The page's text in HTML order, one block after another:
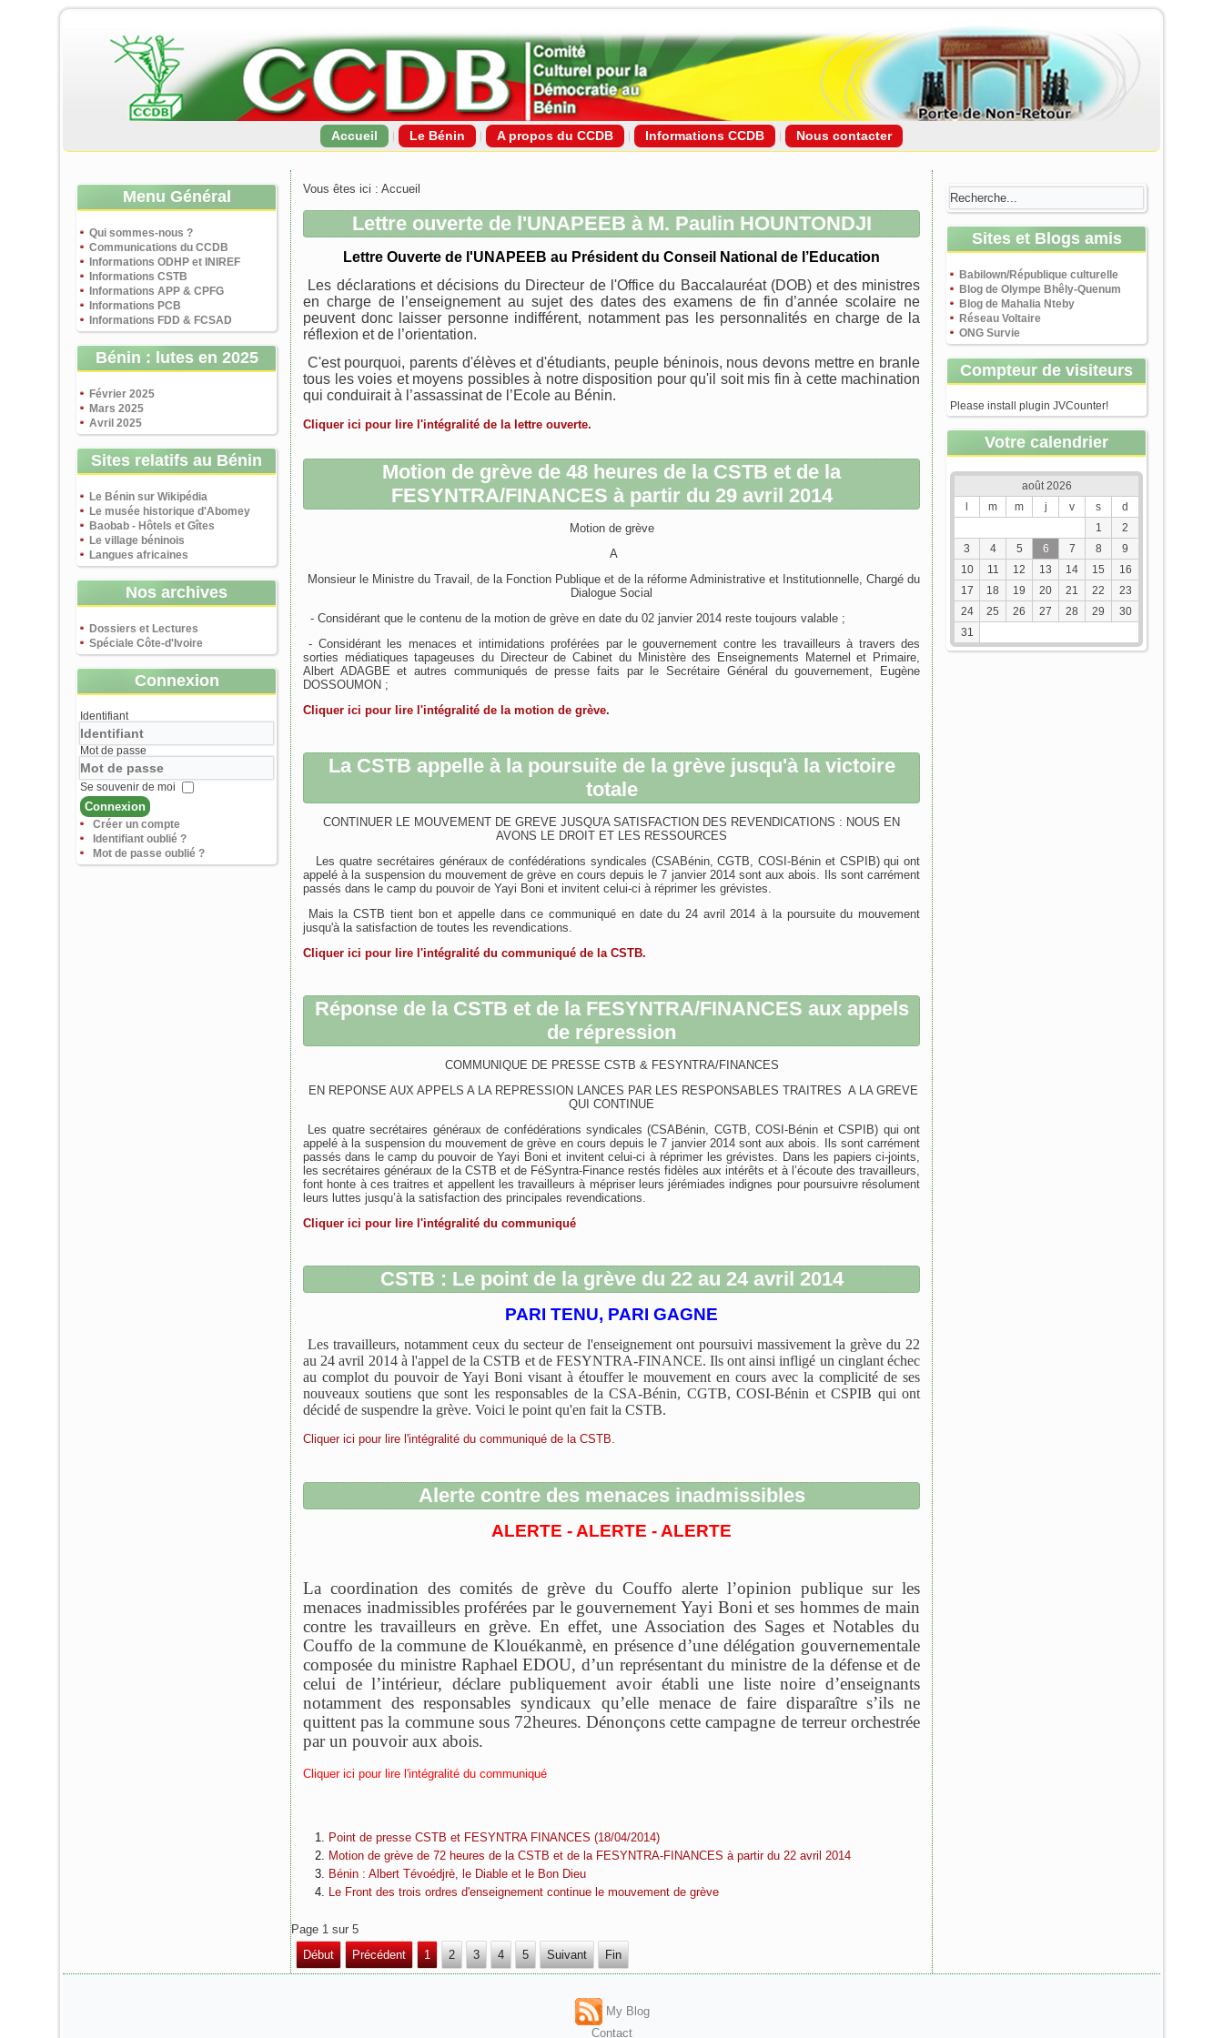
Accueil Le Bénin A propos du CCDB Informations CCDB Nous contacter
Menu Général
Qui sommes-nous ?
Communications du CCDB
Informations ODHP et INIREF
Informations CSTB
Informations APP & CPFG
Informations PCB
Informations FDD & FCSAD
Bénin : lutes en 2025
Février 2025
Mars 2025
Avril 2025
Sites relatifs au Bénin
Le Bénin sur Wikipédia
Le musée historique d'Abomey
Baobab - Hôtels et Gîtes
Le village béninois
Langues africaines
Nos archives
Dossiers et Lectures
Spéciale Côte-d'Ivoire
Connexion
Identifiant
Mot de passe
Se souvenir de moi
Connexion
Créer un compte
Identifiant oublié ?
Mot de passe oublié ?
Vous êtes ici : Accueil
Lettre ouverte de l'UNAPEEB à M. Paulin HOUNTONDJI
Lettre Ouverte de l'UNAPEEB au Président du Conseil National de l’Education
Les déclarations et décisions du Directeur de l'Office du Baccalauréat (DOB) et des ministres
en charge de l’enseignement au sujet des dates des examens de fin d’année scolaire ne
peuvent donc laisser personne indifférent, notamment pas les personnalités en charge de la
réflexion et de l’orientation.
C'est pourquoi, parents d'élèves et d'étudiants, peuple béninois, nous devons mettre en branle
tous les voies et moyens possibles à notre disposition pour qu'il soit mis fin à cette machination
qui conduirait à l’assassinat de l’Ecole au Bénin.
Cliquer ici pour lire l'intégralité de la lettre ouverte.
Motion de grève de 48 heures de la CSTB et de la
FESYNTRA/FINANCES à partir du 29 avril 2014
Motion de grève
A
Monsieur le Ministre du Travail, de la Fonction Publique et de la réforme Administrative et Institutionnelle, Chargé du
Dialogue Social
- Considérant que le contenu de la motion de grève en date du 02 janvier 2014 reste toujours valable ;
- Considérant les menaces et intimidations proférées par le gouvernement contre les travailleurs à travers des
sorties médiatiques tapageuses du Directeur de Cabinet du Ministère des Enseignements Maternel et Primaire,
Albert ADAGBE et autres communiqués de presse faits par le Secrétaire Général du gouvernement, Eugène
DOSSOUMON ;
Cliquer ici pour lire l'intégralité de la motion de grève.
La CSTB appelle à la poursuite de la grève jusqu'à la victoire
totale
CONTINUER LE MOUVEMENT DE GREVE JUSQU'A SATISFACTION DES REVENDICATIONS : NOUS EN
AVONS LE DROIT ET LES RESSOURCES
Les quatre secrétaires généraux de confédérations syndicales (CSABénin, CGTB, COSI-Bénin et CSPIB) qui ont
appelé à la suspension du mouvement de grève en cours depuis le 7 janvier 2014 sont aux abois. Ils sont carrément
passés dans le camp du pouvoir de Yayi Boni et invitent celui-ci à réprimer les grévistes.
Mais la CSTB tient bon et appelle dans ce communiqué en date du 24 avril 2014 à la poursuite du mouvement
jusqu'à la satisfaction de toutes les revendications.
Cliquer ici pour lire l'intégralité du communiqué de la CSTB.
Réponse de la CSTB et de la FESYNTRA/FINANCES aux appels
de répression
COMMUNIQUE DE PRESSE CSTB & FESYNTRA/FINANCES
EN REPONSE AUX APPELS A LA REPRESSION LANCES PAR LES RESPONSABLES TRAITRES A LA GREVE
QUI CONTINUE
Les quatre secrétaires généraux de confédérations syndicales (CSABénin, CGTB, COSI-Bénin et CSPIB) qui ont
appelé à la suspension du mouvement de grève en cours depuis le 7 janvier 2014 sont aux abois. Ils sont carrément
passés dans le camp du pouvoir de Yayi Boni et invitent celui-ci à réprimer les grévistes. Dans les papiers ci-joints,
les secrétaires généraux de la CSTB et de FéSyntra-Finance restés fidèles aux intérêts et à l’écoute des travailleurs,
font honte à ces traitres et appellent les travailleurs à mépriser leurs jérémiades indignes pour poursuivre résolument
leurs luttes jusqu’à la satisfaction des principales revendications.
Cliquer ici pour lire l'intégralité du communiqué
CSTB : Le point de la grève du 22 au 24 avril 2014
PARI TENU, PARI GAGNE
Les travailleurs, notamment ceux du secteur de l'enseignement ont poursuivi massivement la grève du 22
au 24 avril 2014 à l'appel de la CSTB et de FESYNTRA-FINANCE. Ils ont ainsi infligé un cinglant échec
au complot du pouvoir de Yayi Boni visant à étouffer le mouvement en cours avec la complicité de ses
nouveaux soutiens que sont les responsables de la CSA-Bénin, CGTB, COSI-Bénin et CSPIB qui ont
décidé de suspendre la grève. Voici le point qu'en fait la CSTB.
Cliquer ici pour lire l'intégralité du communiqué de la CSTB.
Alerte contre des menaces inadmissibles
ALERTE - ALERTE - ALERTE
La coordination des comités de grève du Couffo alerte l’opinion publique sur les
menaces inadmissibles proférées par le gouvernement Yayi Boni et ses hommes de main
contre les travailleurs en grève. En effet, une Association des Sages et Notables du
Couffo de la commune de Klouékanmè, en présence d’une délégation gouvernementale
composée du ministre Raphael EDOU, d’un représentant du ministre de la défense et de
celui de l’intérieur, déclare publiquement avoir établi une liste noire d’enseignants
notamment des responsables syndicaux qu’elle menace de faire disparaître s’ils ne
quittent pas la commune sous 72heures. Dénonçons cette campagne de terreur orchestrée
par un pouvoir aux abois.
Cliquer ici pour lire l'intégralité du communiqué
Point de presse CSTB et FESYNTRA FINANCES (18/04/2014)
Motion de grève de 72 heures de la CSTB et de la FESYNTRA-FINANCES à partir du 22 avril 2014
Bénin : Albert Tévoédjrè, le Diable et le Bon Dieu
Le Front des trois ordres d'enseignement continue le mouvement de grève
Page 1 sur 5
Début
Précédent 1 2 3 4 5 Suivant Fin
Sites et Blogs amis
Babilown/République culturelle
Blog de Olympe Bhêly-Quenum
Blog de Mahalia Nteby
Réseau Voltaire
ONG Survie
Compteur de visiteurs
Please install plugin JVCounter!
Votre calendrier
août 2026
m m j v s
d
1
2
3
4 5 6 7 8
9
10
11 12 13 14 15
16
17
18 19 20 21 22
23
24
25 26 27 28 29
30
31
My Blog
Contact